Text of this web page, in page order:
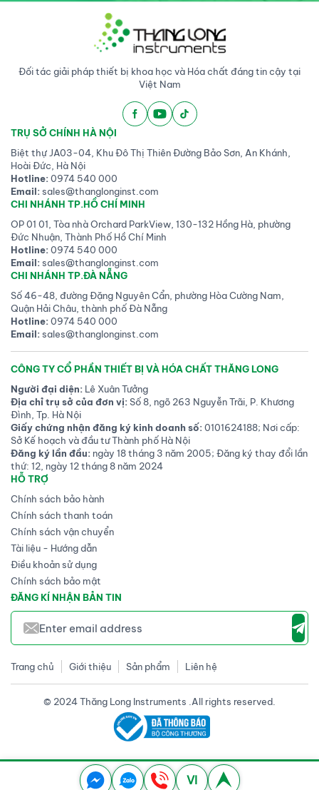
Đối tác giải pháp thiết bị khoa học và Hóa chất đáng tin cậy tại
Việt Nam
TRỤ SỞ CHÍNH HÀ NỘI
Biệt thự JA03-04, Khu Đô Thị Thiên Đường Bảo Sơn, An Khánh,
Hoài Đức, Hà Nội
Hotline:0974 540 000
Email:sales@thanglonginst.com
CHI NHÁNH TP.HỒ CHÍ MINH
OP 01 01, Tòa nhà Orchard ParkView, 130-132 Hồng Hà, phường
Đức Nhuận, Thành Phố Hồ Chí Minh
Hotline:0974 540 000
Email:sales@thanglonginst.com
CHI NHÁNH TP.ĐÀ NẴNG
Số 46-48, đường Đặng Nguyên Cẩn, phường Hòa Cường Nam,
Quận Hải Châu, thành phố Đà Nẵng
Hotline:0974 540 000
Email:sales@thanglonginst.com
CÔNG TY CỔ PHẦN THIẾT BỊ VÀ HÓA CHẤT THĂNG LONG
Người đại diện: Lê Xuân Tưởng
Địa chỉ trụ sở của đơn vị:Số 8, ngõ 263 Nguyễn Trãi, P. Khương
Đình, Tp. Hà Nội
Giấy chứng nhận đăng ký kinh doanh số:0101624188; Nơi cấp:
Sở Kế hoạch và đầu tư Thành phố Hà Nội
Đăng ký lần đầu: ngày 18 tháng 3 năm 2005; Đăng ký thay đổi lần
thứ: 12, ngày 12 tháng 8 năm 2024
HỖ TRỢ
Chính sách bảo hành
Chính sách thanh toán
Chính sách vận chuyển
Tài liệu - Hướng dẫn
Điều khoản sử dụng
Chính sách bảo mật
ĐĂNG KÍ NHẬN BẢN TIN
Trang chủ Giới thiệu Sản phẩm Liên hệ
© 2024 Thăng Long Instruments .All rights reserved.
VI